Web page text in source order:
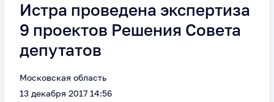
Истра проведена экспертиза
9 проектов Решения Совета
депутатов
Московская область
13 декабря 2017 14:56